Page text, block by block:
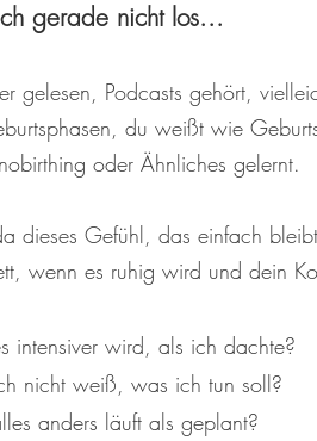
gerade nicht los...
gelesen, Podcasts gehört,
du weißt wie
oder Ähnliches gelernt.
dieses Gefühl, das einfach
wenn es ruhig wird und dein
intensiver wird, als ich dachte?
nicht weiß, was ich tun soll?
anders läuft als geplant?